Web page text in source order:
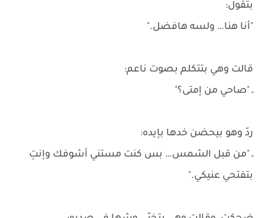
بتقول:
"أنا هنا… ولسه هافضل."
قالت وهي بتتكلم بصوت ناعم:
ـ "صاحي من إمتى؟"
ردّ وهو بيحضن خدها بإيده:
ـ "من قبل الشمس… بس كنت مستني أشوفك وإنتِ
بتفتحي عنيكي."